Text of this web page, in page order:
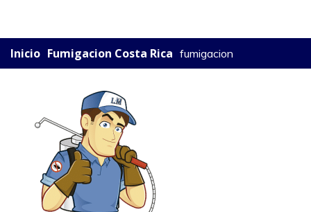
Inicio Fumigacion Costa Rica fumigacion